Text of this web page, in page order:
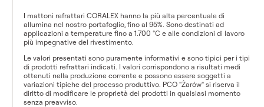
I mattoni refrattari CORALEX hanno la più alta percentuale di
allumina nel nostro portafoglio, fino al 95%. Sono destinati ad
applicazioni a temperature fino a 1.700 °C e alle condizioni di lavoro
più impegnative del rivestimento.
Le valori presentati sono puramente informativi e sono tipici per i tipi
di prodotti refrattari indicati. I valori corrispondono a risultati medi
ottenuti nella produzione corrente e possono essere soggetti a
variazioni tipiche del processo produttivo. PCO "Żarów" si riserva il
diritto di modificare le proprietà dei prodotti in qualsiasi momento
senza preavviso.